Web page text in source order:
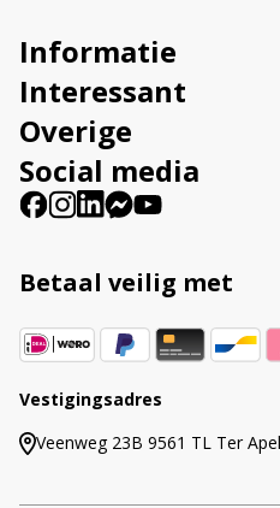
:
Informatie
Interessant
Overige
Social media
Betaal veilig met
Vestigingsadres
Veenweg 23B 9561 TL Ter Apel